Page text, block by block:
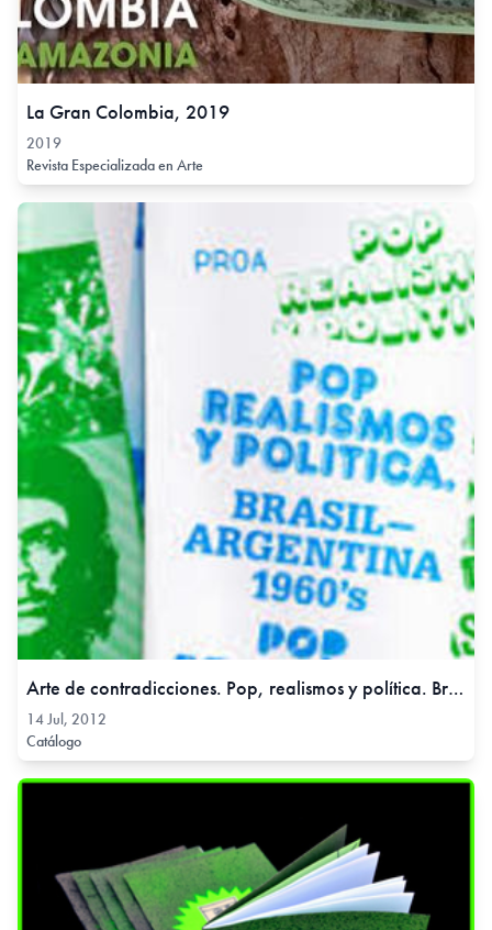
La Gran Colombia, 2019
2019
Revista Especializada en Arte
Arte de contradicciones. Pop, realismos y política. Brasil – Argentina 1960, 14 Jul, 2012
14 Jul, 2012
Catálogo